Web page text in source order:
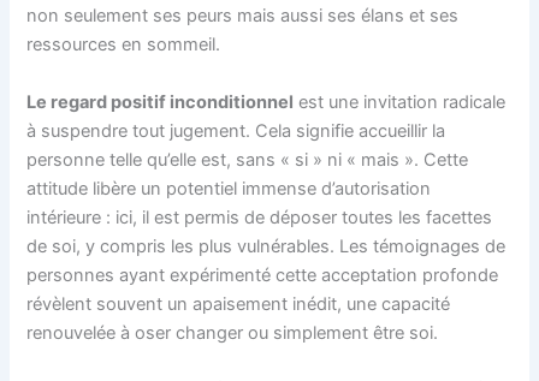
non seulement ses peurs mais aussi ses élans et ses
ressources en sommeil.
Le regard positif inconditionnel est une invitation radicale
à suspendre tout jugement. Cela signifie accueillir la
personne telle qu’elle est, sans « si » ni « mais ». Cette
attitude libère un potentiel immense d’autorisation
intérieure : ici, il est permis de déposer toutes les facettes
de soi, y compris les plus vulnérables. Les témoignages de
personnes ayant expérimenté cette acceptation profonde
révèlent souvent un apaisement inédit, une capacité
renouvelée à oser changer ou simplement être soi.